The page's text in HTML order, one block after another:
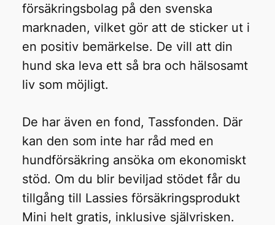
försäkringsbolag på den svenska
marknaden, vilket gör att de sticker ut i
en positiv bemärkelse. De vill att din
hund ska leva ett så bra och hälsosamt
liv som möjligt.
De har även en fond, Tassfonden. Där
kan den som inte har råd med en
hundförsäkring ansöka om ekonomiskt
stöd. Om du blir beviljad stödet får du
tillgång till Lassies försäkringsprodukt
Mini helt gratis, inklusive självrisken.